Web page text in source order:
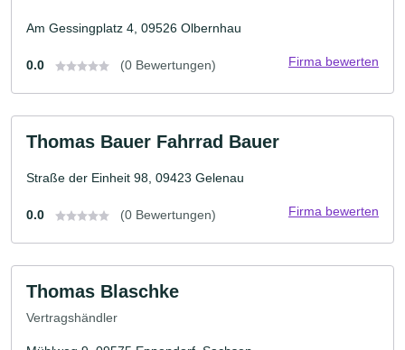
Am Gessingplatz 4, 09526 Olbernhau
0.0 (0 Bewertungen) Firma bewerten
Thomas Bauer Fahrrad Bauer
Straße der Einheit 98, 09423 Gelenau
0.0 (0 Bewertungen) Firma bewerten
Thomas Blaschke
Vertragshändler